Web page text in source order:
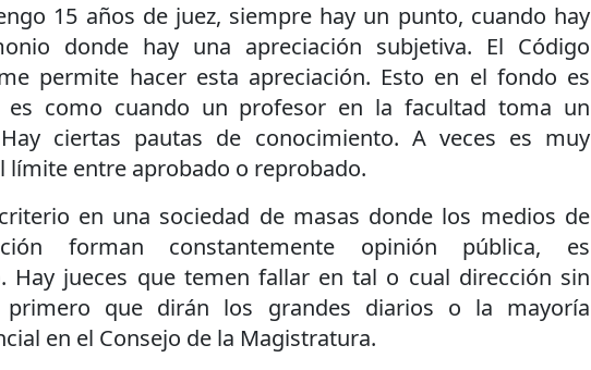
15 años de juez, siempre hay un punto, cuando hay
donde hay una apreciación subjetiva. El Código
permite hacer esta apreciación. Esto en el fondo es
es como cuando un profesor en la facultad toma un
ciertas pautas de conocimiento. A veces es muy
límite entre aprobado o reprobado.
en una sociedad de masas donde los medios de
forman constantemente opinión pública, es
Hay jueces que temen fallar en tal o cual dirección sin
primero que dirán los grandes diarios o la mayoría
en el Consejo de la Magistratura.